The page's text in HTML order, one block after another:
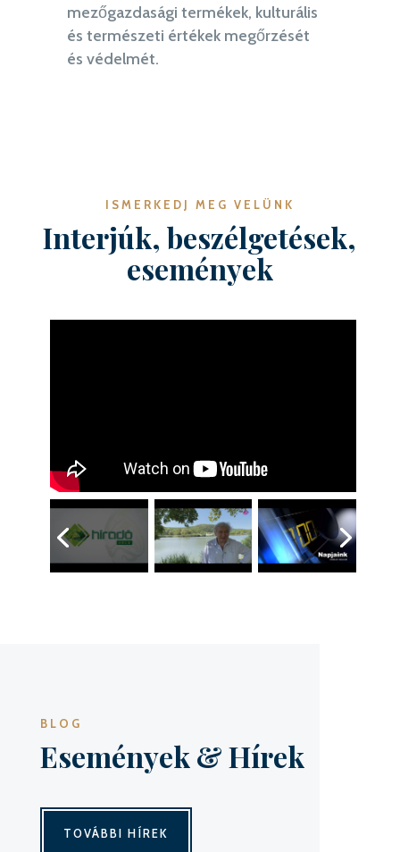
mezőgazdasági termékek, kulturális
és természeti értékek megőrzését
és védelmét.
ISMERKEDJ MEG VELÜNK
Interjúk, beszélgetések,
események
BLOG
Események & Hírek
TOVÁBBI HÍREK